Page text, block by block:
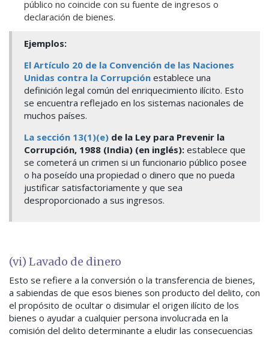
público no coincide con su fuente de ingresos o
declaración de bienes.
Ejemplos:
El Artículo 20 de la Convención de las Naciones
Unidas contra la Corrupción establece una
definición legal común del enriquecimiento ilícito. Esto
se encuentra reflejado en los sistemas nacionales de
muchos países.
La sección 13(1)(e) de la Ley para Prevenir la
Corrupción, 1988 (India) (en inglés): establece que
se cometerá un crimen si un funcionario público posee
o ha poseído una propiedad o dinero que no pueda
justificar satisfactoriamente y que sea
desproporcionado a sus ingresos.
(vi) Lavado de dinero
Esto se refiere a la conversión o la transferencia de bienes,
a sabiendas de que esos bienes son producto del delito, con
el propósito de ocultar o disimular el origen ilícito de los
bienes o ayudar a cualquier persona involucrada en la
comisión del delito determinante a eludir las consecuencias